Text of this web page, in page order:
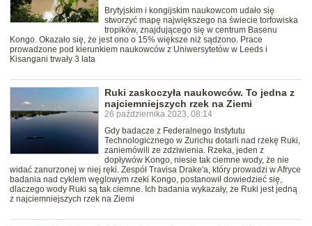
Brytyjskim i kongijskim naukowcom udało się
stworzyć mapę największego na świecie torfowiska
tropików, znajdującego się w centrum Basenu
Kongo. Okazało się, że jest ono o 15% większe niż sądzono. Prace
prowadzone pod kierunkiem naukowców z Uniwersytetów w Leeds i
Kisangani trwały 3 lata
Ruki zaskoczyła naukowców. To jedna z
najciemniejszych rzek na Ziemi
26 października 2023, 08:14
Gdy badacze z Federalnego Instytutu
Technologicznego w Zurichu dotarli nad rzekę Ruki,
zaniemówili ze zdziwienia. Rzeka, jeden z
dopływów Kongo, niesie tak ciemne wody, że nie
widać zanurzonej w niej ręki. Zespół Travisa Drake'a, który prowadzi w Afryce
badania nad cyklem węglowym rzeki Kongo, postanowił dowiedzieć się,
dlaczego wody Ruki są tak ciemne. Ich badania wykazały, że Ruki jest jedną
z najciemniejszych rzek na Ziemi